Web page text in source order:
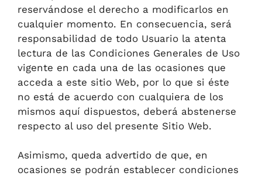
reservándose el derecho a modificarlos en
cualquier momento. En consecuencia, será
responsabilidad de todo Usuario la atenta
lectura de las Condiciones Generales de Uso
vigente en cada una de las ocasiones que
acceda a este sitio Web, por lo que si éste
no está de acuerdo con cualquiera de los
mismos aquí dispuestos, deberá abstenerse
respecto al uso del presente Sitio Web.
Asimismo, queda advertido de que, en
ocasiones se podrán establecer condiciones